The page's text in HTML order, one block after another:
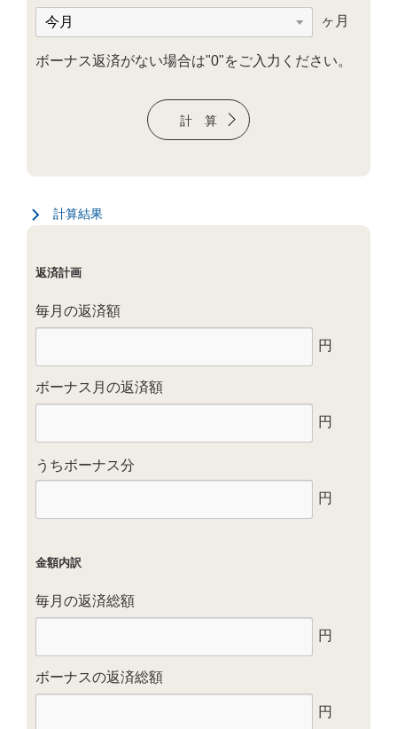
ヶ月
ボーナス返済がない場合は"0"をご入力ください。
計算結果
返済計画
毎月の返済額
円
ボーナス月の返済額
円
うちボーナス分
円
金額内訳
毎月の返済総額
円
ボーナスの返済総額
円